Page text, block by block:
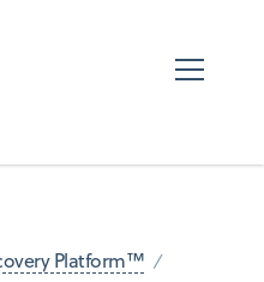
Platform™